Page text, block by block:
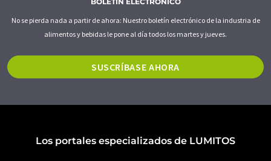
No se pierda nada a partir de ahora: Nuestro boletín electrónico de la industria de
alimentos y bebidas le pone al día todos los martes y jueves.
SUSCRÍBASE AHORA
Los portales especializados de LUMITOS